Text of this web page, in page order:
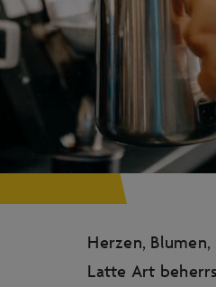
Herzen,
Latte Art